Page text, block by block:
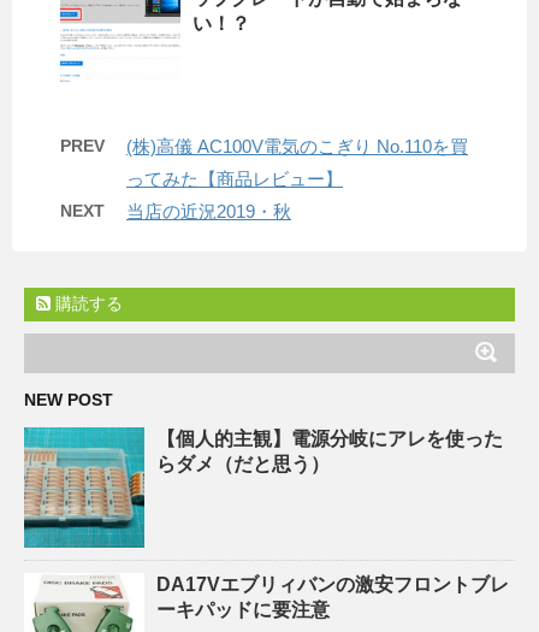
い！？
PREV
(株)高儀 AC100V電気のこぎり No.110を買
ってみた【商品レビュー】
NEXT 当店の近況2019・秋
購読する
NEW POST
【個人的主観】電源分岐にアレを使った
らダメ（だと思う）
DA17Vエブリィバンの激安フロントブレ
ーキパッドに要注意